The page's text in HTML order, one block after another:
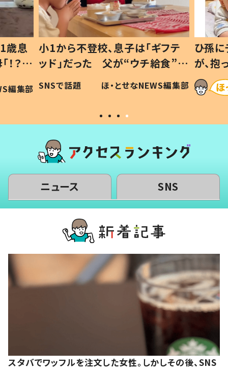
歳息
？」
編集部
小1から不登校、息子は「ギフテ
ッド」だった 父が“ウチ給食”を
作り続ける理由とは #令和の親
#令和の子
SNSで話題 ほ・とせなNEWS編集部
ひ孫
が、
「涙が
い」
ニュース SNS
スタバでワッフルを注文した女性。しかしその後、SNS